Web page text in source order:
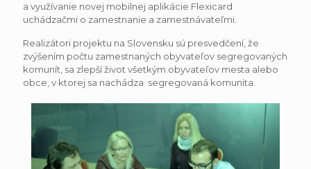
a využívanie novej mobilnej aplikácie Flexicard
uchádzačmi o zamestnanie a zamestnávateľmi.
Realizátori projektu na Slovensku sú presvedčení, že
zvýšením počtu zamestnaných obyvateľov segregovaných
komunít, sa zlepší život všetkým obyvateľov mesta alebo
obce, v ktorej sa nachádza segregovaná komunita.